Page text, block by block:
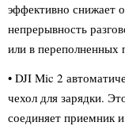
эффективно снижает
непрерывность
или в переполненных
• DJI Mic 2
чехол для зарядки.
соединяет приемник